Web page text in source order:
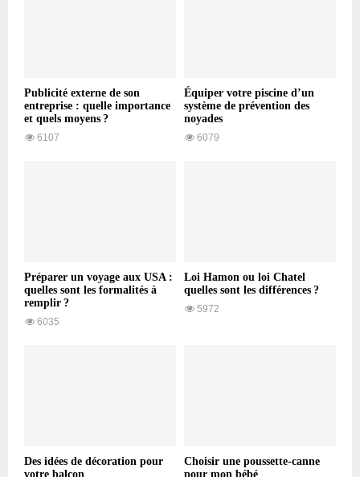
Publicité externe de son
entreprise : quelle importance
et quels moyens ?
6107
Équiper votre piscine d’un
système de prévention des
noyades
6079
Préparer un voyage aux USA :
quelles sont les formalités à
remplir ?
6035
Loi Hamon ou loi Chatel
quelles sont les différences ?
5972
Des idées de décoration pour
votre balcon
Choisir une poussette-canne
pour mon bébé